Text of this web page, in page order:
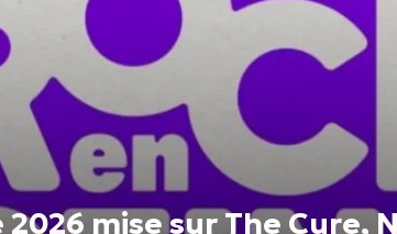
2026 mise sur The Cure,